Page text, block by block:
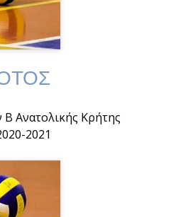
Ανατολικής Κρήτης
2021